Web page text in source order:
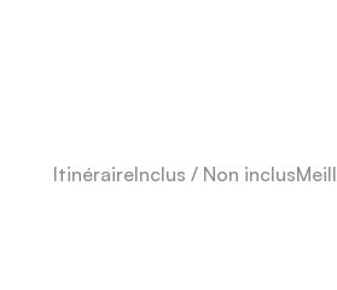
ItinéraireInclus / Non inclus